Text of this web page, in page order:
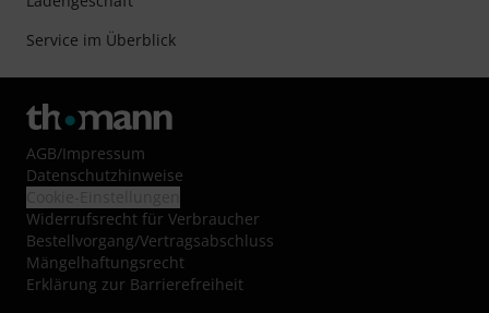
Service im Überblick
AGB/Impressum
Datenschutzhinweise
Widerrufsrecht für Verbraucher
Bestellvorgang/Vertragsabschluss
Mängelhaftungsrecht
Erklärung zur Barrierefreiheit